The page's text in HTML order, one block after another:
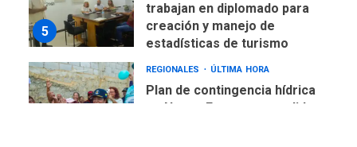
5
trabajan en diplomado para
creación y manejo de
estadísticas de turismo
REGIONALES ÚLTIMA HORA
Plan de contingencia hídrica
en Nueva Esparta consolida